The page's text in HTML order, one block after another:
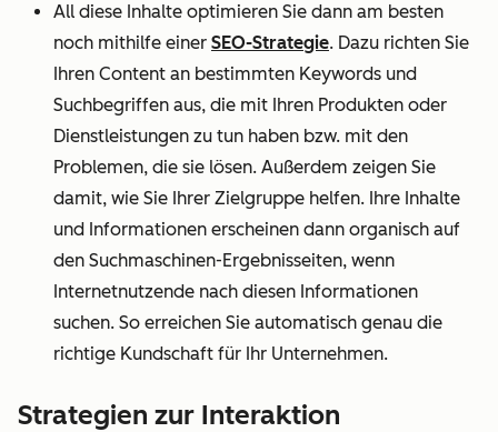
All diese Inhalte optimieren Sie dann am besten
noch mithilfe einer SEO-Strategie. Dazu richten Sie
Ihren Content an bestimmten Keywords und
Suchbegriffen aus, die mit Ihren Produkten oder
Dienstleistungen zu tun haben bzw. mit den
Problemen, die sie lösen. Außerdem zeigen Sie
damit, wie Sie Ihrer Zielgruppe helfen. Ihre Inhalte
und Informationen erscheinen dann organisch auf
den Suchmaschinen-Ergebnisseiten, wenn
Internetnutzende nach diesen Informationen
suchen. So erreichen Sie automatisch genau die
richtige Kundschaft für Ihr Unternehmen.
Strategien zur Interaktion